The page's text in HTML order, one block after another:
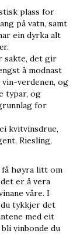
plass for
på vatn, samt
ein dyrka alt
sakte, det gir
å modnast
verdenen, og
typar, og
for
kvitvinsdrue,
Riesling,
få høyra litt om
er å vera
våre. I
tykkjer det
med eit
vinbonde du